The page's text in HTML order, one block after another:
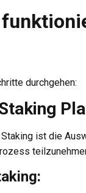
durchgehen:
ist die